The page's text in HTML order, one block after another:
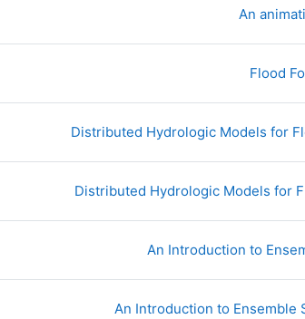
Anصفحة
Floodإختبار
Distributed Hydrologic Models forرابط الكتروني
Distributed Hydrologic Models forرابط الكتروني
An Introduction toرابط الكتروني
An Introduction to Ensembleرابط الكتروني